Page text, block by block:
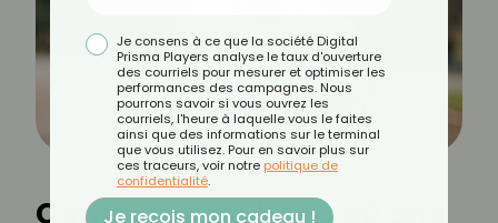
Comment sécher à 60 ans
Je consens à ce que la société Digital
Prisma Players analyse le taux d'ouverture
des courriels pour mesurer et optimiser les
performances des campagnes. Nous
pourrons savoir si vous ouvrez les
courriels, l'heure à laquelle vous le faites
ainsi que des informations sur le terminal
que vous utilisez. Pour en savoir plus sur
ces traceurs, voir notre politique de
confidentialité.
Je reçois mon cadeau !